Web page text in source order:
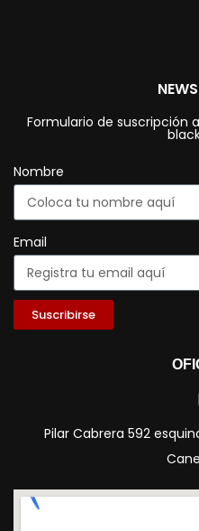
Formulario de suscripción
Nombre
Email
Suscribirse
Pilar Cabrera 592